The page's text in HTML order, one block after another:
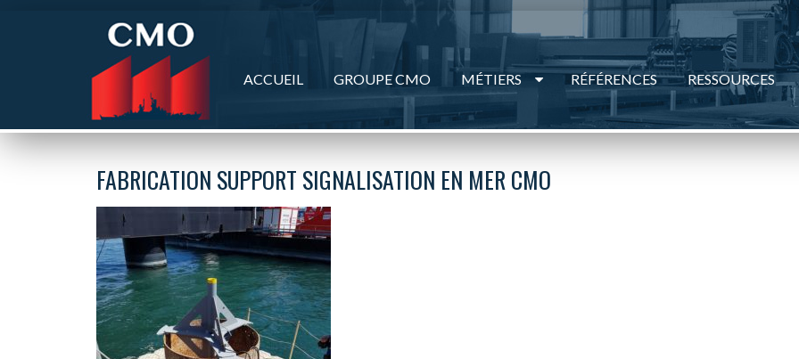
ACCUEIL GROUPE CMO MÉTIERS RÉFÉRENCES RESSOURCES
FABRICATION SUPPORT SIGNALISATION EN MER CMO